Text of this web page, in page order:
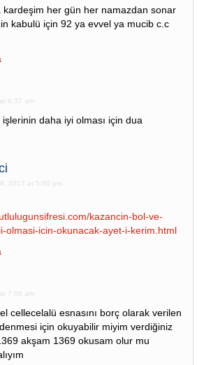
kardeşim her gün her namazdan sonar
kabulü için 92 ya evvel ya mucib c.c
8:37 am
daha iyi olması için dua
2017 at 5:00 pm
kazancin-bol-ve-
olmasi-icin-okunacak-ayet-i-kerim.html
7:06 am
cellecelalü esnasını borç olarak verilen
için okuyabilir miyim verdiğiniz
akşam 1369 okusam olur mu